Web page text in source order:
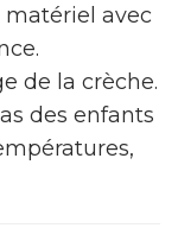
matériel avec
de la crèche.
des enfants